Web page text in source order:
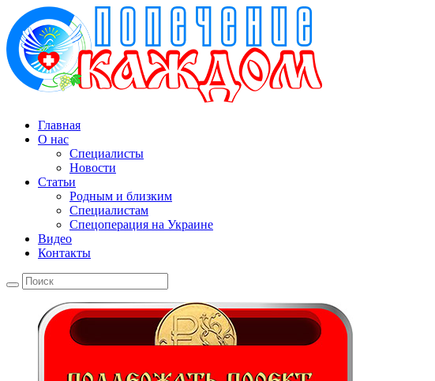
Главная
О нас
Специалисты
Новости
Статьи
Родным и близким
Специалистам
Спецоперация на Украине
Видео
Контакты